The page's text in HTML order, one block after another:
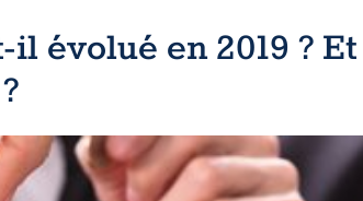
évolué en 2019 ? Et